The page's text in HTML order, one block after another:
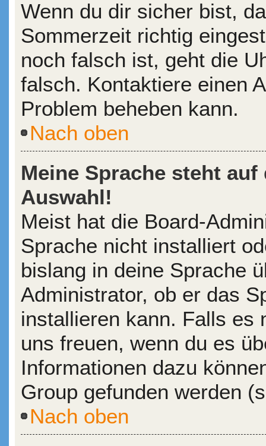
Wenn du dir sicher bist,
Sommerzeit richtig
noch falsch ist, geht die
falsch. Kontaktiere einen
Problem beheben kann.
Nach oben
Meine Sprache steht
Auswahl!
Meist hat die Board-
Sprache nicht installiert
bislang in deine Sprache
Administrator, ob er das
installieren kann. Falls es
uns freuen, wenn du es
Informationen dazu
Group gefunden werden
Nach oben